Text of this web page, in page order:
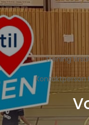
Trening
Kontaktperson